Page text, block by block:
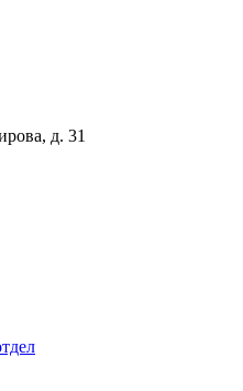
д. 31